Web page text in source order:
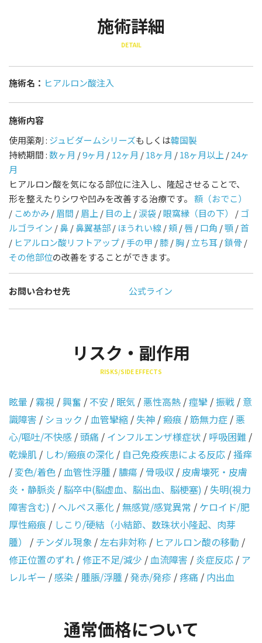
施術詳細
DETAIL
施術名： ヒアルロン酸注入
施術内容
使用薬剤 : ジュビダームシリーズもしくは韓国製
持続期間 :数ヶ月 /9ヶ月 /12ヶ月 /18ヶ月 /18ヶ月以上/24ヶ
月
ヒアルロン酸を気になる部位に注入し、隆起させることで、
形を整えたりシワや凹みを改善する治療です。 額（おでこ）
/ こめかみ/眉間 /眉上/ 目の上/涙袋/眼窩縁（目の下） / ゴ
ルゴライン /鼻/鼻翼基部/ ほうれい線/頬/唇/口角 /顎/首
/ ヒアルロン酸リフトアップ/手の甲 /膝/胸/立ち耳/鎖骨 /
その他部位の改善をすることができます。
お問い合わせ先 公式ライン
リスク・副作用
RISKS/SIDE EFFECTS
眩暈 /霧視 /興奮 / 不安 / 眠気 /悪性高熱 /痙攣 /振戦 / 意
識障害 / ショック /血管攣縮 /失神 /瘢痕 /筋無力症 /悪
心/嘔吐/不快感 /頭痛 / インフルエンザ様症状 / 呼吸困難 /
乾燥肌 / しわ/瘢痕の深化 / 自己免疫疾患による反応 /掻痒
/変色/着色 /血管性浮腫 /膿瘍 / 骨吸収 / 皮膚壊死・皮膚
炎・静脈炎 /脳卒中(脳虚血、脳出血、脳梗塞) /失明(視力
障害含む) / ヘルペス悪化 /無感覚/感覚異常 / ケロイド/肥
厚性瘢痕 / しこり/硬結（小結節、数珠状小隆起、肉芽
腫）
/ チンダル現象 /左右非対称 / ヒアルロン酸の移動 /
修正位置のずれ /修正不足/減少 /血流障害 / 炎症反応 / ア
レルギー /感染 /腫脹/浮腫 /発赤/発疹 /疼痛 / 内出血
通常価格について